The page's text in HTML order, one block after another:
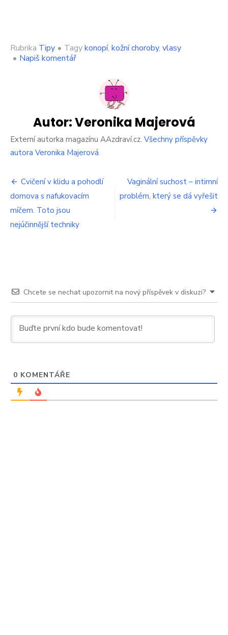
Rubrika Tipy • Tagykonopí, kožní choroby, vlasy
• Napiš komentářon
pokožkou?
Vyzkoušejte
konopí,
dělá
divy
Autor:Veronika Majerová
Externí autorka magazínu AAzdraví.cz. Všechny příspěvky
autora Veronika Majerová
Navigace
pro
příspěvek
Cvičení v klidu a pohodlí
domova s nafukovacím
míčem. Toto jsou
nejúčinnější techniky
Vaginální suchost – intimní
problém, který se dá vyřešit
Chcete se nechat upozornit na nový příspěvek v diskuzi?
0 KOMENTÁŘE